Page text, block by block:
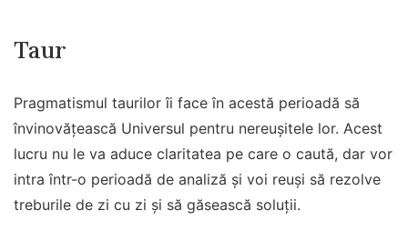
Taur
Pragmatismul taurilor îi face în acestă perioadă să
învinovățească Universul pentru nereușitele lor. Acest
lucru nu le va aduce claritatea pe care o caută, dar vor
intra într-o perioadă de analiză și voi reuși să rezolve
treburile de zi cu zi și să găsească soluții.